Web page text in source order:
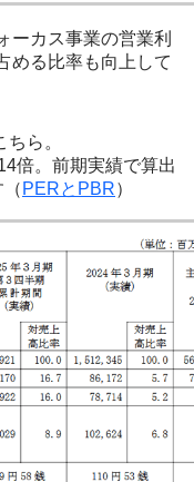
ーカス事業の営業利
める比率も向上して
ら。
倍。前期実績で算出
PERとPBR）